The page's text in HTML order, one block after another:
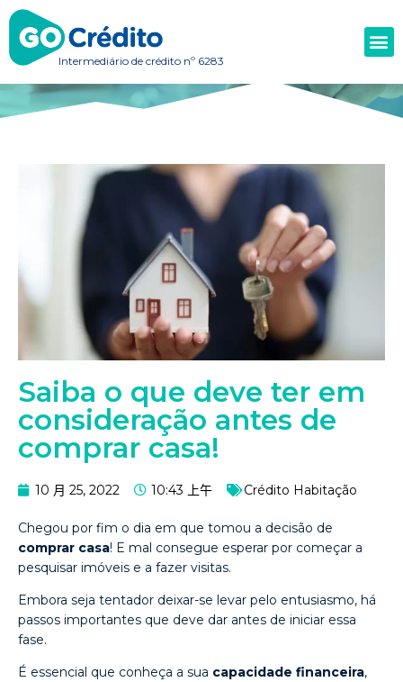
Intermediário de crédito nº 6283
Saiba o que deve ter em
consideração antes de
comprar casa!
10 月 25, 2022 10:43 上午 Crédito Habitação
Chegou por fim o dia em que tomou a decisão de
comprar casa! E mal consegue esperar por começar a
pesquisar imóveis e a fazer visitas.
Embora seja tentador deixar-se levar pelo entusiasmo, há
passos importantes que deve dar antes de iniciar essa
fase.
É essencial que conheça a sua capacidade financeira,